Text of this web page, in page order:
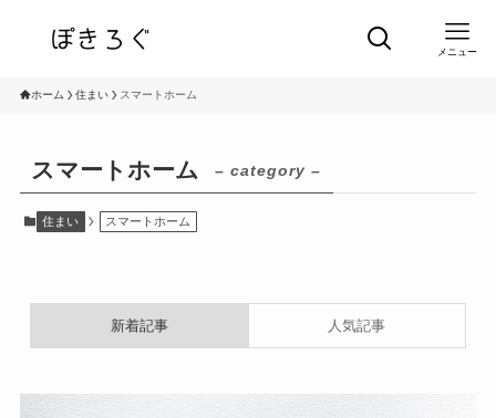
メニュー
ホーム 住まい スマートホーム
スマートホーム – category –
住まい スマートホーム
新着記事 人気記事